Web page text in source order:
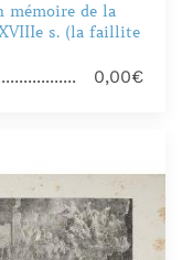
mémoire de la
s. (la faillite
0,00€